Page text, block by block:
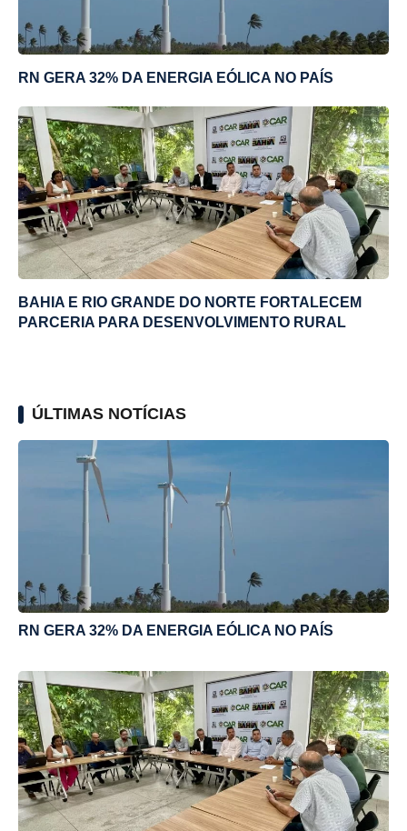
RN GERA 32% DA ENERGIA EÓLICA NO PAÍS
BAHIA E RIO GRANDE DO NORTE FORTALECEM
PARCERIA PARA DESENVOLVIMENTO RURAL
ÚLTIMAS NOTÍCIAS
RN GERA 32% DA ENERGIA EÓLICA NO PAÍS